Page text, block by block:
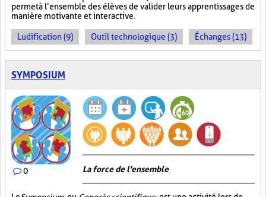
permet à l’ensemble des élèves de valider leurs apprentissages de
manière motivante et interactive.
Ludification (9) Outil technologique (3) Échanges (13)
SYMPOSIUM
0 La force de l'ensemble